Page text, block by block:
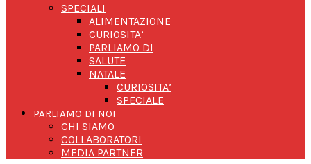
SPECIALI
ALIMENTAZIONE
CURIOSITA’
PARLIAMO DI
SALUTE
NATALE
CURIOSITA’
SPECIALE
PARLIAMO DI NOI
CHI SIAMO
COLLABORATORI
MEDIA PARTNER